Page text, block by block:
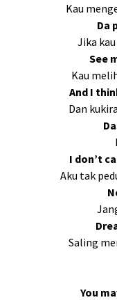
Kau
Da
Jika
See
Kau
And I
Dan
I don’t
Aku tak
Saling
You